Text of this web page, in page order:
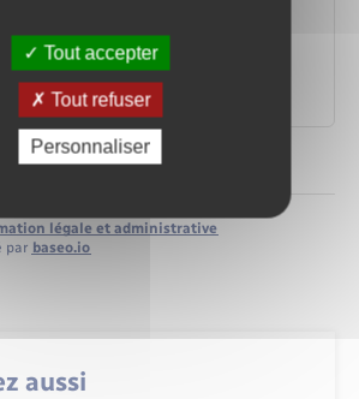
l'autorisation d'urbanisme sur le
légale et administrative
par baseo.io
aussi
Tout accepter
Tout refuser
Personnaliser